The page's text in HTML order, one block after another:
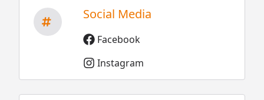
Social Media
Facebook
Instagram